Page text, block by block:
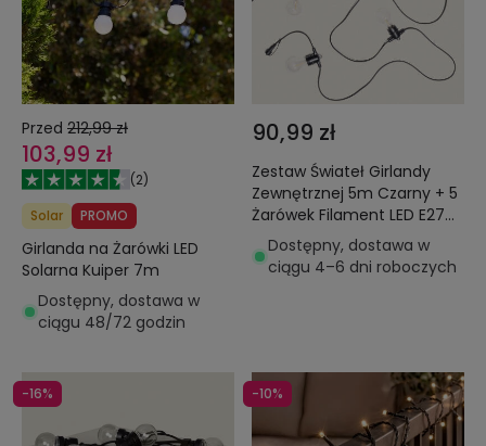
Przed 212,99 zł
103,99 zł
(2)
Solar
PROMO
Girlanda na Żarówki LED
Solarna Kuiper 7m
Dostępny, dostawa w
ciągu 48/72 godzin
90,99 zł
Zestaw Świateł Girlandy
Zewnętrznej 5m Czarny + 5
Żarówek Filament LED E27
24VDostępny, dostawa w
ciągu 4–6 dni roboczych
-16% -10%